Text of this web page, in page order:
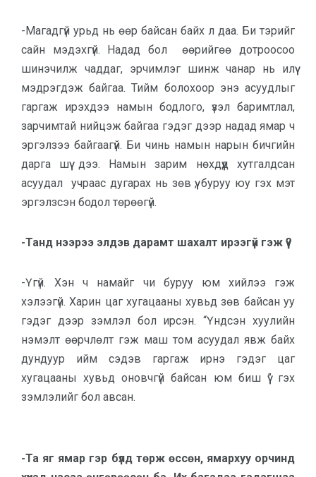
-Магадгүй урьд нь өөр байсан байх л даа. Би тэрийг
сайн мэдэхгүй. Надад бол өөрийгөө дотроосоо
шинэчилж чаддаг, эрчимлэг шинж чанар нь илүү
мэдрэгдэж байгаа. Тийм болохоор энэ асуудлыг
гаргаж ирэхдээ намын бодлого, үзэл баримтлал,
зарчимтай нийцэж байгаа гэдэг дээр надад ямар ч
эргэлзээ байгаагүй. Би чинь намын нарын бичгийн
дарга шүү дээ. Намын зарим нөхдүүд хутгалдсан
асуудал учраас дугарах нь зөв үү, буруу юу гэх мэт
эргэлзсэн бодол төрөөгүй.
-Танд нээрээ элдэв дарамт шахалт ирээгүй гэж үү?
-Үгүй. Хэн ч намайг чи буруу юм хийлээ гэж
хэлээгүй. Харин цаг хугацааны хувьд зөв байсан уу
гэдэг дээр зэмлэл бол ирсэн. “Үндсэн хуулийн
нэмэлт өөрчлөлт гэж маш том асуудал явж байх
дундуур ийм сэдэв гаргаж ирнэ гэдэг цаг
хугацааны хувьд оновчгүй байсан юм биш үү” гэх
зэмлэлийг бол авсан.
-Та яг ямар гэр бүлд төрж өссөн, ямархуу орчинд